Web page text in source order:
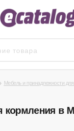
Мебель и принадлежности
кормления в